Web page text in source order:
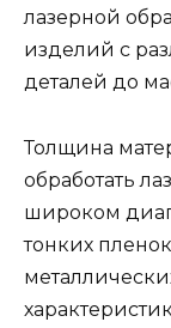
лазерной
изделий с
деталей до
Толщина
обработать
широком
тонких